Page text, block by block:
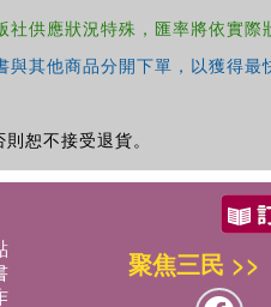
供應狀況特殊，匯率將依實際
其他商品分開下單，以獲得最
恕不接受退貨。
聚焦三民 >>